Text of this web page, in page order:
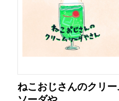
ねこおじさんのクリー